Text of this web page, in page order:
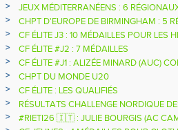
>
JEUX MÉDITERRANÉENS : 6
>
CHPT D'EUROPE DE BIRMINGHAM : 5
>
CF ÉLITE J3 : 10 MÉDAILLES POUR LES
>
CF ÉLITE #J2 : 7 MÉDAILLES
>
CF ÉLITE #J1 : ALIZÉE MINARD (AUC)
NATIONALE
>
CHPT DU MONDE U20
>
CF ÉLITE : LES QUALIFIÉS
>
RÉSULTATS CHALLENGE NORDIQUE
2025 2026
>
#RIETI26 🇮🇹 : JULIE BOURGIS (AC